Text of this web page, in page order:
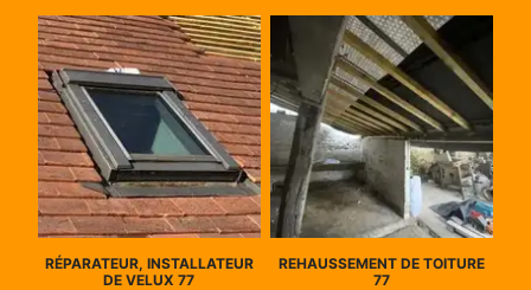
RÉPARATEUR, INSTALLATEUR
DE VELUX 77
REHAUSSEMENT DE TOITURE
77